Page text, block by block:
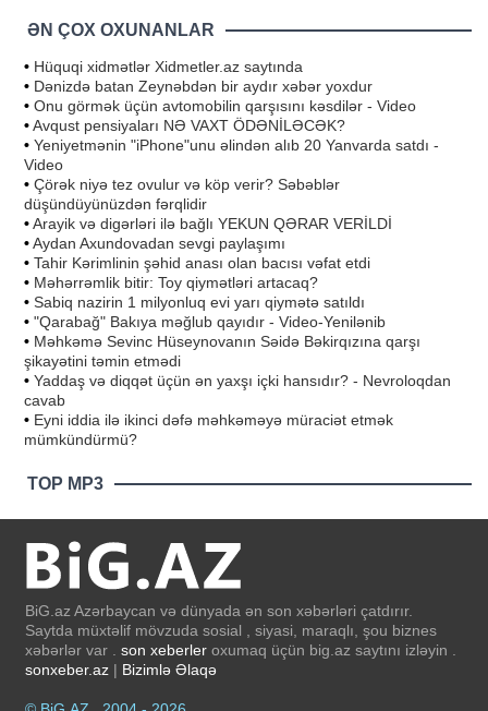
ƏN ÇOX OXUNANLAR
• Hüquqi xidmətlər Xidmetler.az saytında
• Dənizdə batan Zeynəbdən bir aydır xəbər yoxdur
• Onu görmək üçün avtomobilin qarşısını kəsdilər - Video
•Avqust pensiyaları NƏ VAXT ÖDƏNİLƏCƏK?
• Yeniyetmənin "iPhone"unu əlindən alıb 20 Yanvarda satdı -
Video
• Çörək niyə tez ovulur və köp verir? Səbəblər
düşündüyünüzdən fərqlidir
•Arayik və digərləri ilə bağlı YEKUN QƏRAR VERİLDİ
•Aydan Axundovadan sevgi paylaşımı
• Tahir Kərimlinin şəhid anası olan bacısı vəfat etdi
• Məhərrəmlik bitir: Toy qiymətləri artacaq?
• Sabiq nazirin 1 milyonluq evi yarı qiymətə satıldı
• "Qarabağ" Bakıya məğlub qayıdır - Video-Yenilənib
• Məhkəmə Sevinc Hüseynovanın Səidə Bəkirqızına qarşı
şikayətini təmin etmədi
• Yaddaş və diqqət üçün ən yaxşı içki hansıdır? - Nevroloqdan
cavab
• Eyni iddia ilə ikinci dəfə məhkəməyə müraciət etmək
mümkündürmü?
TOP MP3
BiG.az Azərbaycan və dünyada ən son xəbərləri çatdırır.
Saytda müxtəlif mövzuda sosial , siyasi, maraqlı, şou biznes
xəbərlər var . son xeberler oxumaq üçün big.az saytını izləyin .
sonxeber.az | Bizimlə Əlaqə